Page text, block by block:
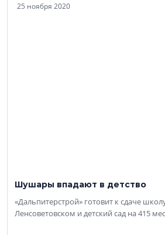
25 ноября 2020
Шушары впадают в детство
«Дальпитерстрой» готовит к сдаче
Ленсоветовском и детский сад на 415